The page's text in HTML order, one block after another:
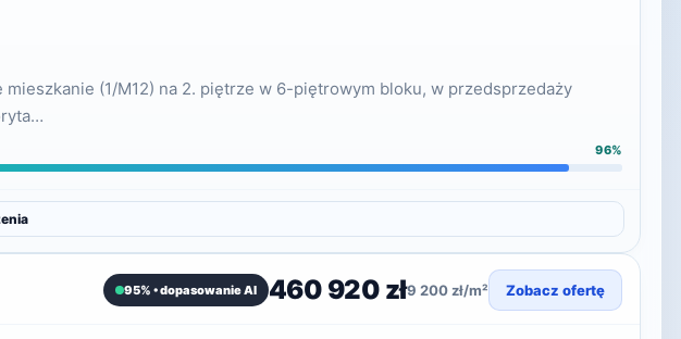
(1/M12) na 2. piętrze w 6-piętrowym bloku, w przedsprzedaży
96%
95% • dopasowanie AI 460 920 zł9 200 zł/m² Zobacz ofertę